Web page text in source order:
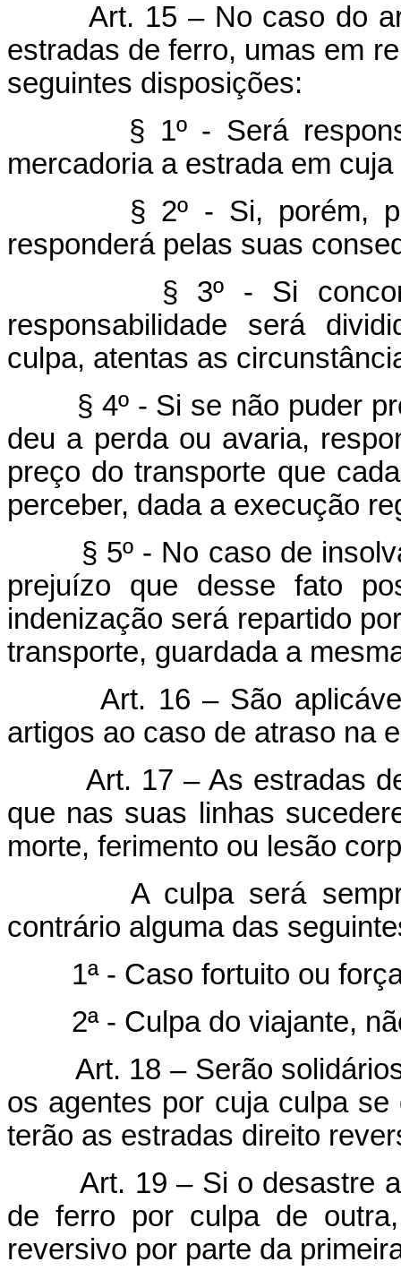
Art. 15 – No caso do
estradas de ferro, umas em
seguintes disposições:
§ 1º - Será
mercadoria a estrada em
§ 2º - Si, porém,
responderá pelas suas
§ 3º - Si concorrer
responsabilidade será
culpa, atentas as
§ 4º - Si se não puder
deu a perda ou avaria,
preço do transporte que
perceber, dada a execução
§ 5º - No caso de
prejuízo que desse fato
indenização será repartido
transporte, guardada a
Art. 16 – São
artigos ao caso de atraso na
Art. 17 – As estradas
que nas suas linhas
morte, ferimento ou lesão
A culpa será sempre
contrário alguma das
1ª - Caso fortuito ou
2ª - Culpa do viajante,
Art. 18 – Serão
os agentes por cuja culpa
terão as estradas direito
Art. 19 – Si o desastre
de ferro por culpa de
reversivo por parte da